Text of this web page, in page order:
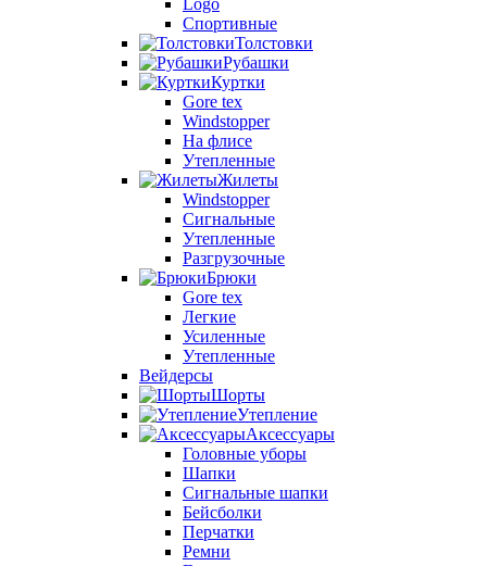
Logo
Спортивные
Толстовки
Рубашки
Куртки
Gore tex
Windstopper
На флисе
Утепленные
Жилеты
Windstopper
Сигнальные
Утепленные
Разгрузочные
Брюки
Gore tex
Легкие
Усиленные
Утепленные
Вейдерсы
Шорты
Утепление
Аксессуары
Головные уборы
Шапки
Сигнальные шапки
Бейсболки
Перчатки
Ремни